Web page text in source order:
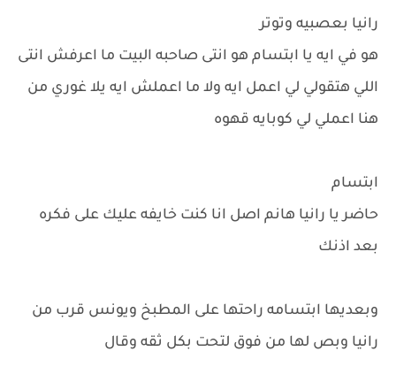
رانيا بعصبيه وتوتر
هو في ايه يا ابتسام هو انتى صاحبه البيت ما اعرفش انتى
اللي هتقولي لي اعمل ايه ولا ما اعملش ايه يلا غوري من
هنا اعملي لي كوبايه قهوه
ابتسام
حاضر يا رانيا هانم اصل انا كنت خايفه عليك على فكره
بعد اذنك
وبعديها ابتسامه راحتها على المطبخ ويونس قرب من
رانيا وبص لها من فوق لتحت بكل ثقه وقال